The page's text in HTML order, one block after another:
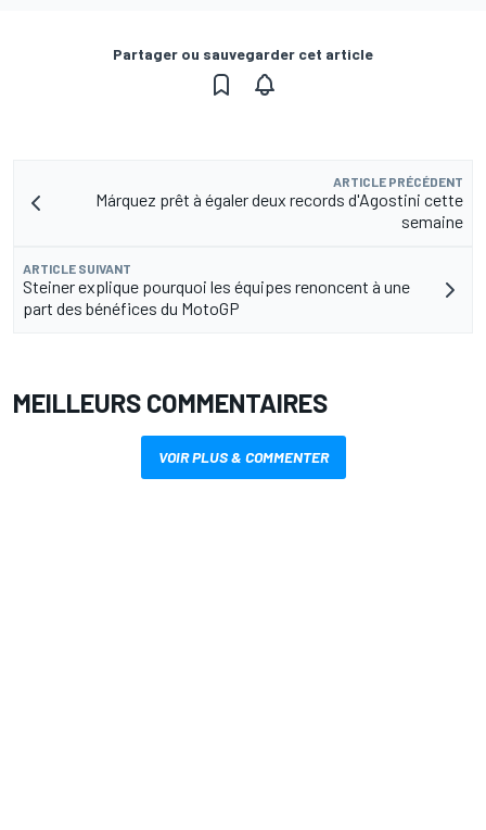
Partager ou sauvegarder cet article
ARTICLE PRÉCÉDENT
Márquez prêt à égaler deux records d'Agostini cette
semaine
ARTICLE SUIVANT
Steiner explique pourquoi les équipes renoncent à une
part des bénéfices du MotoGP
MEILLEURS COMMENTAIRES
VOIR PLUS & COMMENTER